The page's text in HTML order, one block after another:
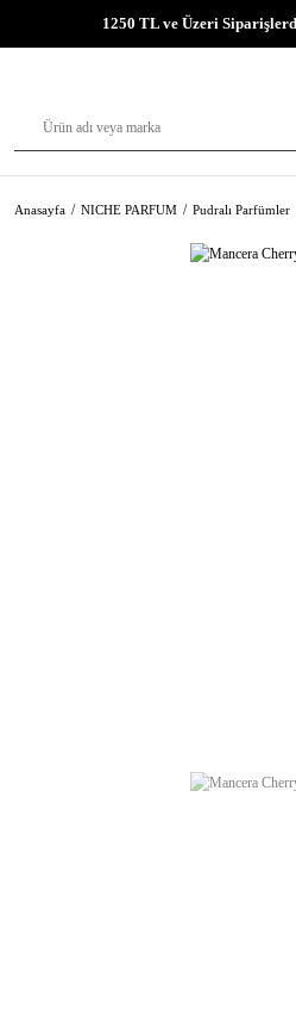
1250 TL ve Üzeri
Anasayfa NICHE PARFUM Pudralı Parfümler